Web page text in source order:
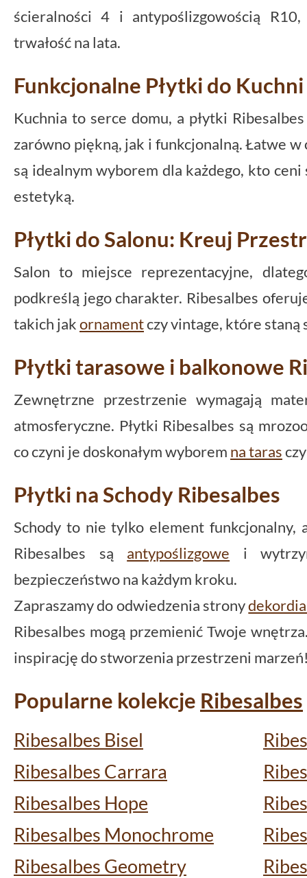
ścieralności 4 i antypoślizgowością
trwałość na lata.
Funkcjonalne Płytki do
Kuchnia to serce domu, a płytki
zarówno piękną, jak i funkcjonalną. Łatwe w
są idealnym wyborem dla każdego, kto ceni
estetyką.
Płytki do Salonu: Kreuj
Salon to miejsce reprezentacyjne,
podkreślą jego charakter. Ribesalbes
takich jakornamentczy vintage, które staną
Płytki tarasowe i balkonowe
Zewnętrzne przestrzenie wymagają
atmosferyczne. Płytki Ribesalbes są
co czyni je doskonałym wyborem na taras
Płytki na Schody Ribesalbes
Schody to nie tylko element funkcjonalny,
Ribesalbes są antypoślizgowe i
bezpieczeństwo na każdym kroku.
Zapraszamy do odwiedzenia strony
Ribesalbes mogą przemienić Twoje
inspirację do stworzenia przestrzeni
Popularne kolekcje Ribesalbes
Ribesalbes Bisel
Ribesalbes Carrara
Ribesalbes Hope
Ribesalbes Monochrome
Ribesalbes Geometry